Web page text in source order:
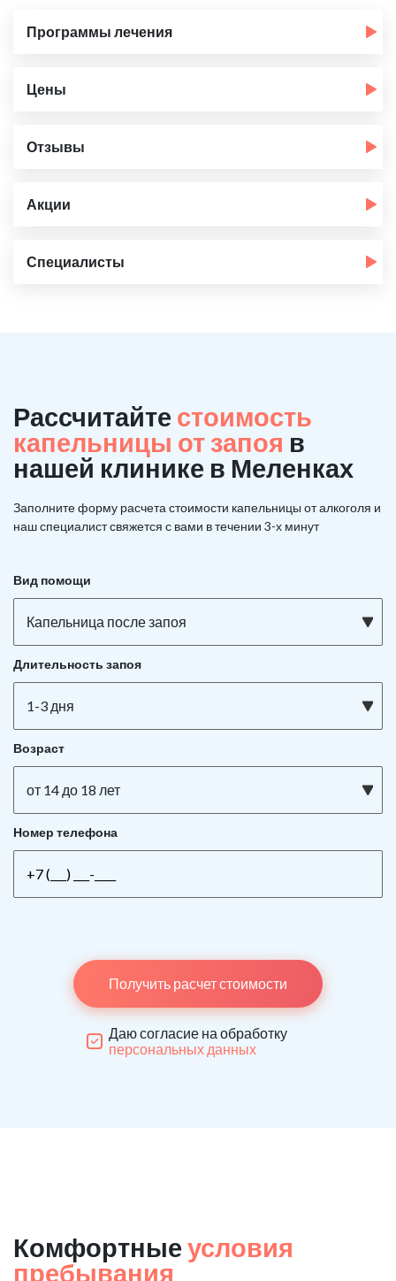
Программы лечения
Цены
Отзывы
Акции
Специалисты
Рассчитайте стоимость
капельницы от запоя в
нашей клинике в Меленках
Заполните форму расчета стоимости капельницы от алкоголя и
наш специалист свяжется с вами в течении 3-х минут
Вид помощи
Капельница после запоя
Длительность запоя
1-3 дня
Возраст
от 14 до 18 лет
Номер телефона
Получить расчет стоимости
Даю согласие на обработку
персональных данных
Комфортные условия
пребывания